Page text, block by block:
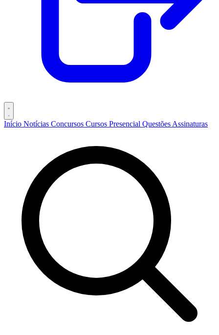
Início Notícias Concursos Cursos Presencial Questões Assinaturas